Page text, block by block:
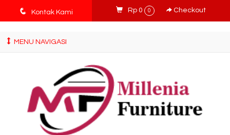
tv3ISbyqwvMDypa7aIfj2FUlPKawe7X5fX5v6wsT4Ns
q Kontak Kami Rp 0 0 Checkout
MENU NAVIGASI